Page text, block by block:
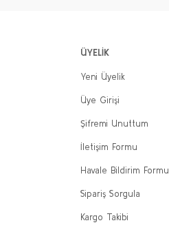
ÜYELİK
Yeni Üyelik
Üye Girişi
Şifremi Unuttum
İletişim Formu
Havale Bildirim Formu
Sipariş Sorgula
Kargo Takibi